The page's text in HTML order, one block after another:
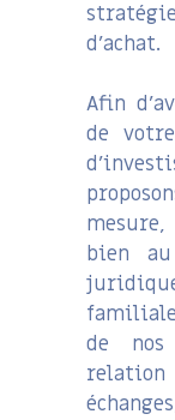
d’achat.
Afin
de
bien
de nos